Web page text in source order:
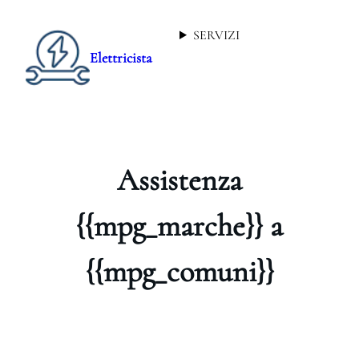
Elettricista
SERVIZI
Assistenza
{{mpg_marche}} a
{{mpg_comuni}}